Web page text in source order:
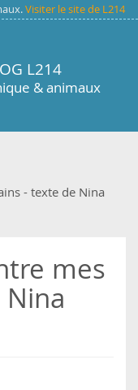
Visiter le site de L214
L214
& animaux
- texte de Nina
mes